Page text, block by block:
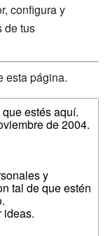
configura y
de tus
esta página.